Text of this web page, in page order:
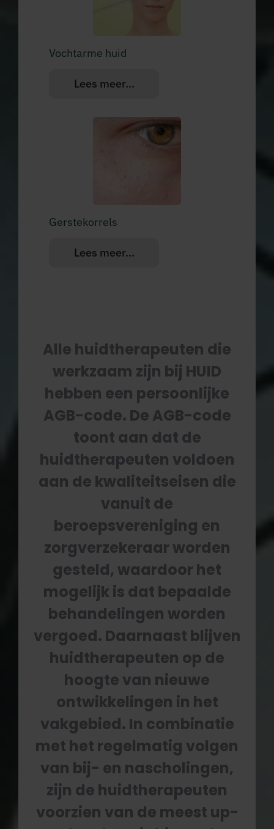
Vochtarme huid
Lees meer...
Gerstekorrels
Lees meer...
Alle huidtherapeuten die
werkzaam zijn bij HUID
hebben een persoonlijke
AGB-code. De AGB-code
toont aan dat de
huidtherapeuten voldoen
aan de kwaliteitseisen die
vanuit de
beroepsvereniging en
zorgverzekeraar worden
gesteld, waardoor het
mogelijk is dat bepaalde
behandelingen worden
vergoed. Daarnaast blijven
huidtherapeuten op de
hoogte van nieuwe
ontwikkelingen in het
vakgebied. In combinatie
met het regelmatig volgen
van bij- en nascholingen,
zijn de huidtherapeuten
voorzien van de meest up-